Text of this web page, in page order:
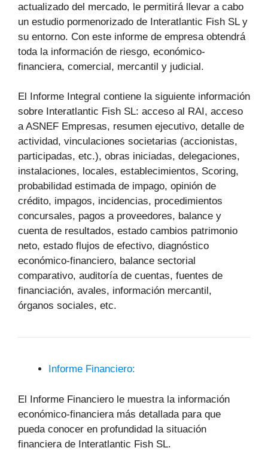
actualizado del mercado, le permitirá llevar a cabo
un estudio pormenorizado de Interatlantic Fish SL y
su entorno. Con este informe de empresa obtendrá
toda la información de riesgo, económico-
financiera, comercial, mercantil y judicial.
El Informe Integral contiene la siguiente información
sobre Interatlantic Fish SL: acceso al RAI, acceso
a ASNEF Empresas, resumen ejecutivo, detalle de
actividad, vinculaciones societarias (accionistas,
participadas, etc.), obras iniciadas, delegaciones,
instalaciones, locales, establecimientos, Scoring,
probabilidad estimada de impago, opinión de
crédito, impagos, incidencias, procedimientos
concursales, pagos a proveedores, balance y
cuenta de resultados, estado cambios patrimonio
neto, estado flujos de efectivo, diagnóstico
económico-financiero, balance sectorial
comparativo, auditoría de cuentas, fuentes de
financiación, avales, información mercantil,
órganos sociales, etc.
Informe Financiero:
El Informe Financiero le muestra la información
económico-financiera más detallada para que
pueda conocer en profundidad la situación
financiera de Interatlantic Fish SL.